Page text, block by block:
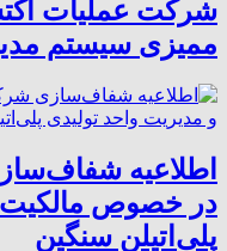
شرکت عملیات
ممیزی سیستم
اطلاعیه
در خصوص مالکیت
پلی‌اتیلن سنگین